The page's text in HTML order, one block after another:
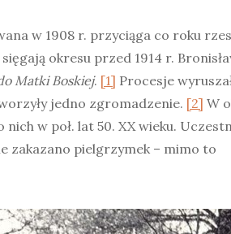
w 1908 r. przyciąga co roku
okresu przed 1914 r.
Matki Boskiej. [1] Procesje
jedno zgromadzenie. [2] W
w poł. lat 50. XX wieku.
zakazano pielgrzymek – mimo to